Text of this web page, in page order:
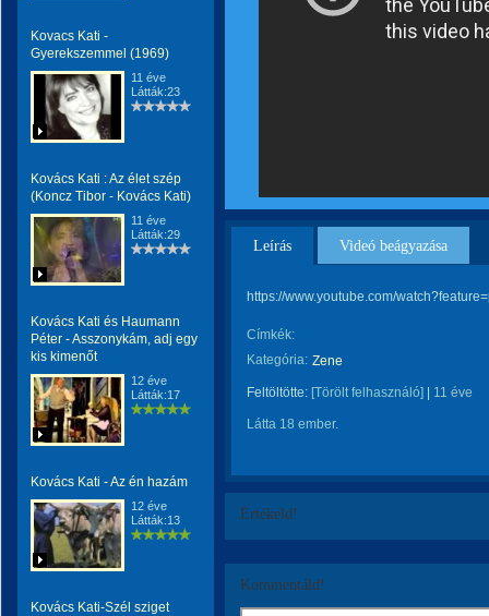
Kovacs Kati -
Gyerekszemmel (1969)
11 éve
Látták:23
Kovács Kati : Az élet szép
(Koncz Tibor - Kovács Kati)
11 éve
Látták:29
Kovács Kati és Haumann
Péter - Asszonykám, adj egy
kis kimenőt
12 éve
Látták:17
Kovács Kati - Az én hazám
12 éve
Látták:13
Kovács Kati-Szél sziget
Leírás Videó beágyazása
https://www.youtube.com/
Címkék:
Kategória: Zene
Feltöltötte: [Törölt felhasználó] 11 éve
Látta 18 ember.
Értékeld!
Kommentáld!